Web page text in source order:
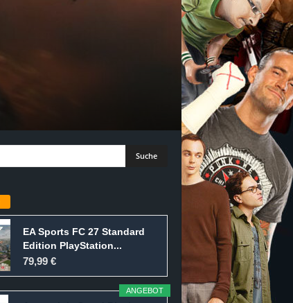
EA Sports FC 27 Standard
Edition PlayStation...
79,99 €
ANGEBOT